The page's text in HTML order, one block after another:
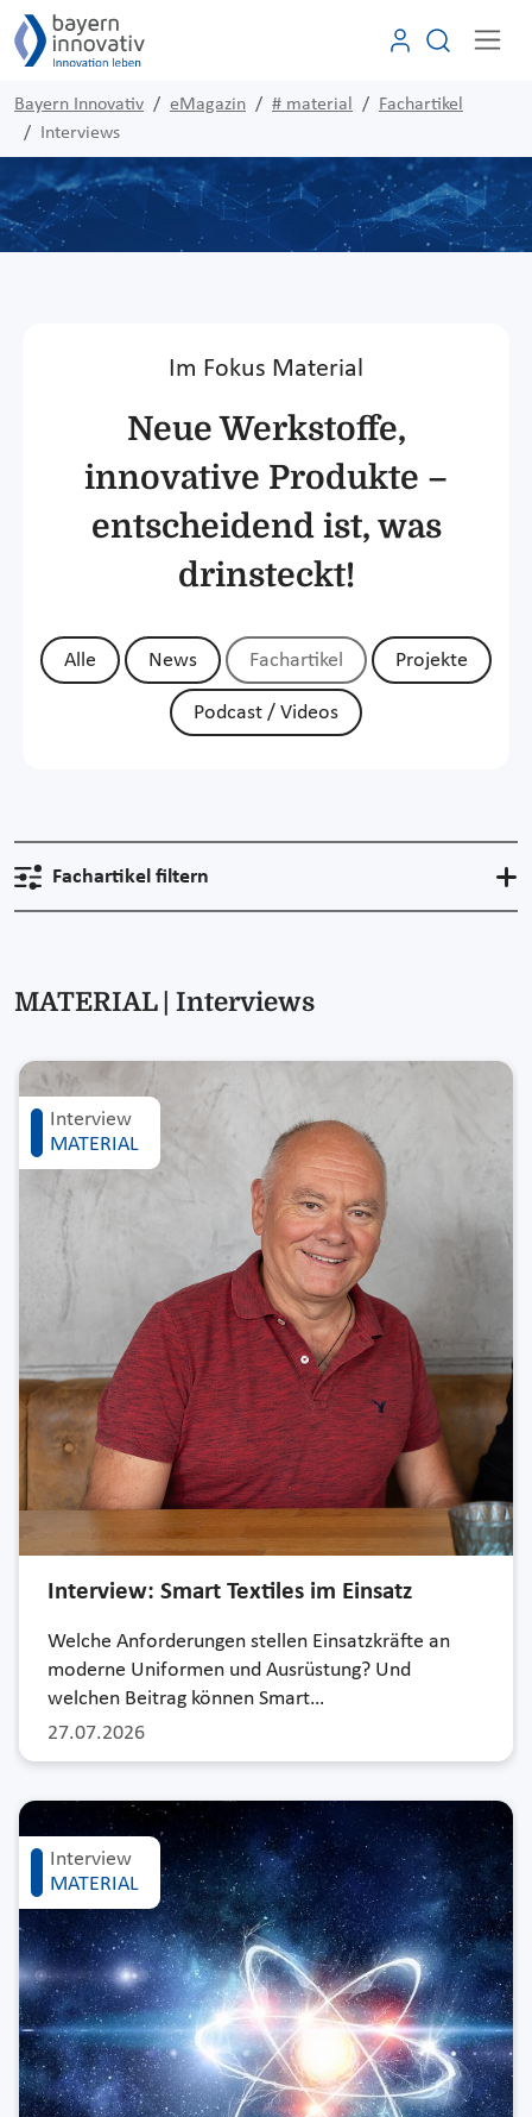
Bayern Innovativ eMagazin # material
Fachartikel
Interviews
Im Fokus Material
Neue Werkstoffe,
innovative Produkte –
entscheidend ist, was
drinsteckt!
Alle News Fachartikel Projekte
Podcast / Videos
Fachartikel filtern
MATERIAL | Interviews
Interview
MATERIAL
27.07.2026
Interview: Smart Textiles im Einsatz
Welche Anforderungen stellen Einsatzkräfte an
moderne Uniformen und Ausrüstung? Und
welchen Beitrag können Smart…
Interview
MATERIAL